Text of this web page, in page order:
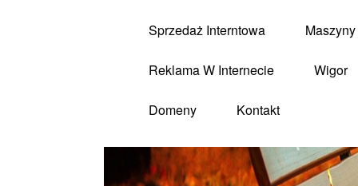
Sprzedaż Interntowa
Reklama W Internecie Wigor
Domeny Kontakt